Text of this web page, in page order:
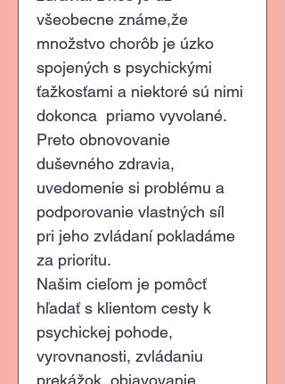
všeobecne známe,že
množstvo chorôb je úzko
spojených s psychickými
ťažkosťami a niektoré sú nimi
dokonca  priamo vyvolané.
Preto obnovovanie
duševného zdravia,
uvedomenie si problému a
podporovanie vlastných síl
pri jeho zvládaní pokladáme
za prioritu.
Našim cieľom je pomôcť
hľadať s klientom cesty k
psychickej pohode,
vyrovnanosti, zvládaniu
prekážok, objavovanie